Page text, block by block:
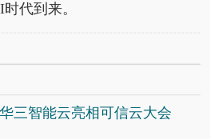
代到来。
三智能云亮相可信云大会